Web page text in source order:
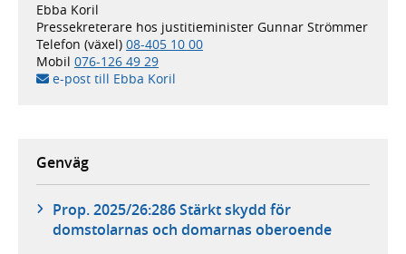
Ebba Koril
Pressekreterare hos justitieminister Gunnar Strömmer
Telefon (växel) 08-405 10 00
Mobil 076-126 49 29
e-post till Ebba Koril
Genväg
Prop. 2025/26:286 Stärkt skydd för
domstolarnas och domarnas oberoende